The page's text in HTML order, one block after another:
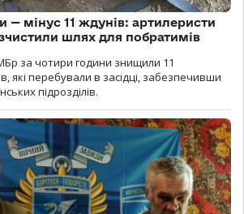
— мінус 11 ждунів: артилеристи
шлях для побратимів
за чотири години знищили 11
які перебували в засідці, забезпечивши
підрозділів.